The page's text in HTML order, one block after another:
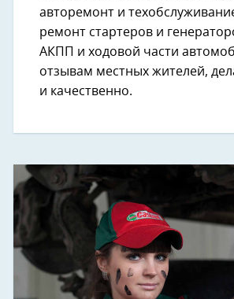
авторемонт и
ремонт стартеров и
АКПП и ходовой части
отзывам местных жителей,
и качественно.